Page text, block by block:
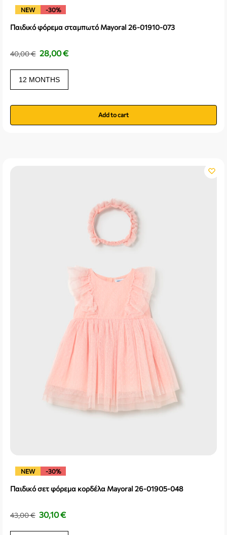
NEW -30%
Παιδικό φόρεμα σταμπωτό Mayoral 26-01910-073
40,00€ 28,00€
12 MONTHS
Add to cart
NEW -30%
Παιδικό σετ φόρεμα κορδέλα Mayoral 26-01905-048
43,00€ 30,10€